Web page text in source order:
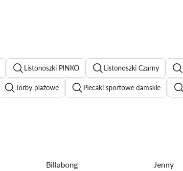
Listonoszki PINKO Listonoszki Czarny
Torby plażowe Plecaki sportowe damskie
Billabong Jenny